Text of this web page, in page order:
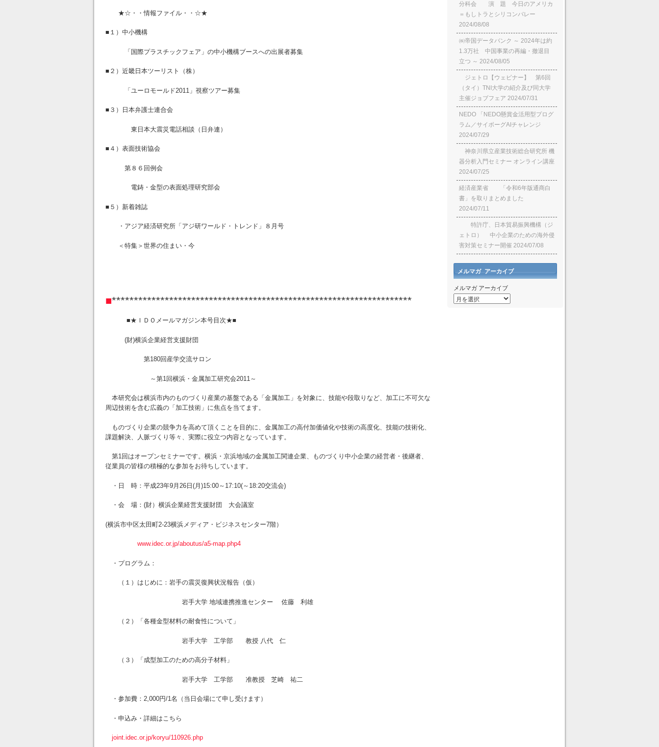
★☆・・情報ファイル・・☆★
■１）中小機構
「国際プラスチックフェア」の中小機構ブースへの出展者募集
■２）近畿日本ツーリスト（株）
「ユーロモールド2011」視察ツアー募集
■３）日本弁護士連合会
東日本大震災電話相談（日弁連）
■４）表面技術協会
第８６回例会
電鋳・金型の表面処理研究部会
■５）新着雑誌
・アジア経済研究所「アジ研ワールド・トレンド」８月号
＜特集＞世界の住まい・今
■********************************************************************
■★ＩＤＯメールマガジン本号目次★■
(財)横浜企業経営支援財団
第180回産学交流サロン
～第1回横浜・金属加工研究会2011～
本研究会は横浜市内のものづくり産業の基盤である「金属加工」を対象に、技能や段取りなど、加工に不可欠な
周辺技術を含む広義の「加工技術」に焦点を当てます。
ものづくり企業の競争力を高めて頂くことを目的に、金属加工の高付加価値化や技術の高度化、技能の技術化、
課題解決、人脈づくり等々、実際に役立つ内容となっています。
第1回はオープンセミナーです。横浜・京浜地域の金属加工関連企業、ものづくり中小企業の経営者・後継者、
従業員の皆様の積極的な参加をお待ちしています。
・日 時：平成23年9月26日(月)15:00～17:10(～18:20交流会)
・会 場：(財）横浜企業経営支援財団 大会議室
(横浜市中区太田町2-23横浜メディア・ビジネスセンター7階）
www.idec.or.jp/aboutus/a5-map.php4
・プログラム：
（１）はじめに：岩手の震災復興状況報告（仮）
岩手大学 地域連携推進センター 佐藤 利雄
（２）「各種金型材料の耐食性について」
岩手大学 工学部 教授 八代 仁
（３）「成型加工のための高分子材料」
岩手大学 工学部 准教授 芝崎 祐二
・参加費：2,000円/1名（当日会場にて申し受けます）
・申込み・詳細はこちら
joint.idec.or.jp/koryu/110926.php
分科会 演 題 今日のアメリカ
＝もしトラとシリコンバレー
2024/08/08
㈱帝国データバンク ～ 2024年は約
1.3万社 中国事業の再編・撤退目
立つ ～ 2024/08/05
ジェトロ【ウェビナー】 第6回
（タイ）TNI大学の紹介及び同大学
主催ジョブフェア 2024/07/31
NEDO 「NEDO懸賞⾦活⽤型プログ
ラム／サイボーグAIチャレンジ
2024/07/29
神奈川県立産業技術総合研究所 機
器分析入門セミナー オンライン講座
2024/07/25
経済産業省 「令和6年版通商白
書」を取りまとめました
2024/07/11
特許庁、日本貿易振興機構（ジ
ェトロ） 中小企業のための海外侵
害対策セミナー開催 2024/07/08
メルマガ アーカイブ
メルマガ アーカイブ